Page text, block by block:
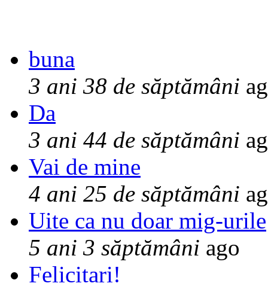
buna
3 ani 38 de săptămâni
Da
3 ani 44 de săptămâni
Vai de mine
4 ani 25 de săptămâni
Uite ca nu doar mig-urile
5 ani 3 săptămâni ago
Felicitari!